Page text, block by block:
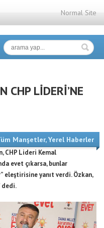
Normal Site
CHP LİDERİ’NE
Manşetler,Yerel Haberler
CHP Lideri Kemal
evet çıkarsa, bunlar
eleştirisine yanıt verdi. Özkan,
dedi.